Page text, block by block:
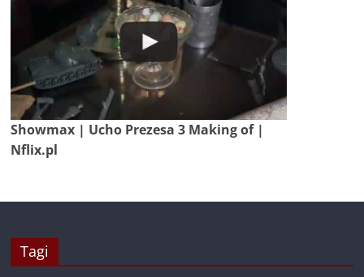
Showmax | Ucho Prezesa 3 Making of |
Nflix.pl
Tagi